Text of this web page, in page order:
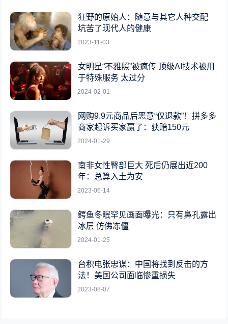
狂野的原始人：随意与其它人种交配
坑苦了现代人的健康
2023-11-03
女明星“不雅照”被疯传 顶级AI技术被用
于特殊服务 太过分
2024-02-01
网购9.9元商品后恶意“仅退款”！拼多多
商家起诉买家赢了：获赔150元
2024-01-29
南非女性臀部巨大 死后仍展出近200
年：总算入土为安
2023-06-14
鳄鱼冬眠罕见画面曝光：只有鼻孔露出
冰层 仿佛冻僵
2024-01-25
台积电张忠谋：中国将找到反击的方
法！美国公司面临惨重损失
2023-08-07